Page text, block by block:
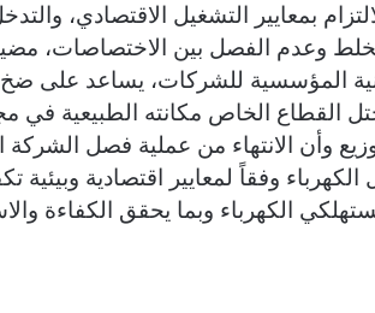
بمعايير التشغيل الاقتصادي،
وعدم الفصل بين الاختصاصات،
المؤسسية للشركات، يساعد على ضخ
القطاع الخاص مكانته الطبيعية في
وأن الانتهاء من عملية فصل
الكهرباء وفقاً لمعايير اقتصادية
الكهرباء وبما يحقق الكفاءة